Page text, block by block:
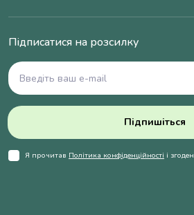
Підписатися на розсилку
Підпишіться
Я прочитав Політика конфіденційності і